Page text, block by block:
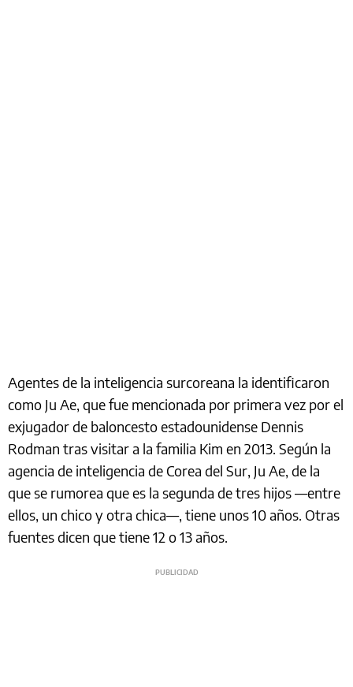
Agentes de la inteligencia surcoreana la identificaron
como Ju Ae, que fue mencionada por primera vez por el
exjugador de baloncesto estadounidense Dennis
Rodman tras visitar a la familia Kim en 2013. Según la
agencia de inteligencia de Corea del Sur, Ju Ae, de la
que se rumorea que es la segunda de tres hijos —entre
ellos, un chico y otra chica—, tiene unos 10 años. Otras
fuentes dicen que tiene 12 o 13 años.